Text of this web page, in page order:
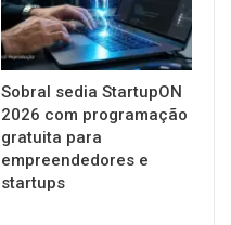
Sobral sedia StartupON
2026 com programação
gratuita para
empreendedores e
startups